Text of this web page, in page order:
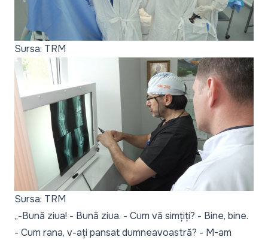
Sursa: TRM
Sursa: TRM
„-Bună ziua! - Bună ziua. - Cum vă simțiți? - Bine, bine.
- Cum rana, v-ați pansat dumneavoastră? - M-am